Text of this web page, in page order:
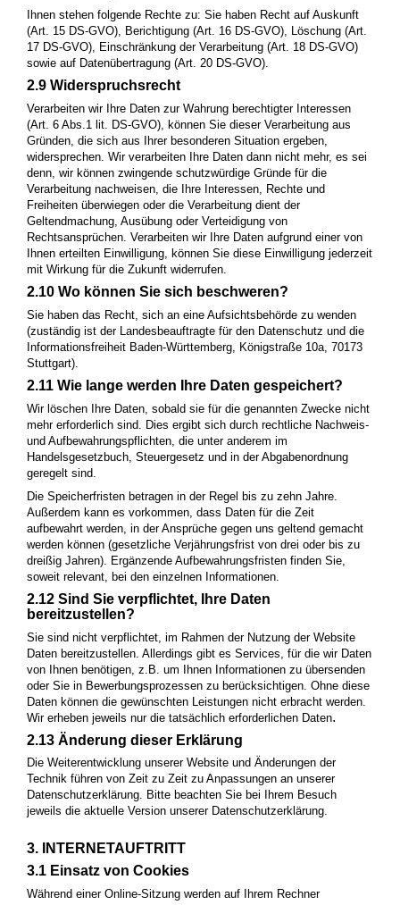
Ihnen stehen folgende Rechte zu: Sie haben Recht auf Auskunft
(Art. 15 DS-GVO), Berichtigung (Art. 16 DS-GVO), Löschung (Art.
17 DS-GVO), Einschränkung der Verarbeitung (Art. 18 DS-GVO)
sowie auf Datenübertragung (Art. 20 DS-GVO).
2.9 Widerspruchsrecht
Verarbeiten wir Ihre Daten zur Wahrung berechtigter Interessen
(Art. 6 Abs.1 lit. DS-GVO), können Sie dieser Verarbeitung aus
Gründen, die sich aus Ihrer besonderen Situation ergeben,
widersprechen. Wir verarbeiten Ihre Daten dann nicht mehr, es sei
denn, wir können zwingende schutzwürdige Gründe für die
Verarbeitung nachweisen, die Ihre Interessen, Rechte und
Freiheiten überwiegen oder die Verarbeitung dient der
Geltendmachung, Ausübung oder Verteidigung von
Rechtsansprüchen. Verarbeiten wir Ihre Daten aufgrund einer von
Ihnen erteilten Einwilligung, können Sie diese Einwilligung jederzeit
mit Wirkung für die Zukunft widerrufen.
2.10 Wo können Sie sich beschweren?
Sie haben das Recht, sich an eine Aufsichtsbehörde zu wenden
(zuständig ist der Landesbeauftragte für den Datenschutz und die
Informationsfreiheit Baden-Württemberg, Königstraße 10a, 70173
Stuttgart).
2.11 Wie lange werden Ihre Daten gespeichert?
Wir löschen Ihre Daten, sobald sie für die genannten Zwecke nicht
mehr erforderlich sind. Dies ergibt sich durch rechtliche Nachweis-
und Aufbewahrungspflichten, die unter anderem im
Handelsgesetzbuch, Steuergesetz und in der Abgabenordnung
geregelt sind.
Die Speicherfristen betragen in der Regel bis zu zehn Jahre.
Außerdem kann es vorkommen, dass Daten für die Zeit
aufbewahrt werden, in der Ansprüche gegen uns geltend gemacht
werden können (gesetzliche Verjährungsfrist von drei oder bis zu
dreißig Jahren). Ergänzende Aufbewahrungsfristen finden Sie,
soweit relevant, bei den einzelnen Informationen.
2.12 Sind Sie verpflichtet, Ihre Daten
bereitzustellen?
Sie sind nicht verpflichtet, im Rahmen der Nutzung der Website
Daten bereitzustellen. Allerdings gibt es Services, für die wir Daten
von Ihnen benötigen, z.B. um Ihnen Informationen zu übersenden
oder Sie in Bewerbungsprozessen zu berücksichtigen. Ohne diese
Daten können die gewünschten Leistungen nicht erbracht werden.
Wir erheben jeweils nur die tatsächlich erforderlichen Daten.
2.13 Änderung dieser Erklärung
Die Weiterentwicklung unserer Website und Änderungen der
Technik führen von Zeit zu Zeit zu Anpassungen an unserer
Datenschutzerklärung. Bitte beachten Sie bei Ihrem Besuch
jeweils die aktuelle Version unserer Datenschutzerklärung.
3. INTERNETAUFTRITT
3.1 Einsatz von Cookies
Während einer Online-Sitzung werden auf Ihrem Rechner